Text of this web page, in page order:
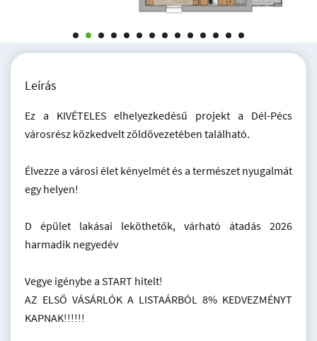
Leírás
Ez a KIVÉTELES elhelyezkedésű projekt a Dél-Pécs
városrész közkedvelt zöldövezetében található.
Élvezze a városi élet kényelmét és a természet nyugalmát
egy helyen!
D épület lakásai leköthetők, várható átadás 2026
harmadik negyedév
Vegye igénybe a START hitelt!
AZ ELSŐ VÁSÁRLÓK A LISTAÁRBÓL 8% KEDVEZMÉNYT
KAPNAK!!!!!!